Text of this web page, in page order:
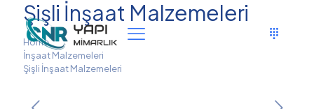
Şişli İnşaat Malzemeleri
Home
İnşaat Malzemeleri
Şişli İnşaat Malzemeleri